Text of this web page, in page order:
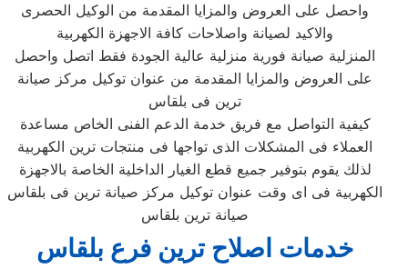
واحصل على العروض والمزايا المقدمة من الوكيل الحصرى
والاكيد لصيانة واصلاحات كافة الاجهزة الكهربية
المنزلية صيانة فورية منزلية عالية الجودة فقط اتصل واحصل
على العروض والمزايا المقدمة من عنوان توكيل مركز صيانة
ترين فى بلقاس‏
كيفية التواصل مع فريق خدمة الدعم الفنى الخاص مساعدة
العملاء فى المشكلات الذى تواجها فى منتجات ترين الكهربية
لذلك يقوم بتوفير جميع قطع الغيار الداخلية الخاصة بالاجهزة
الكهربية فى اى وقت عنوان توكيل مركز صيانة ترين فى بلقاس‏
صيانة ترين بلقاس
خدمات اصلاح ترين فرع بلقاس‏